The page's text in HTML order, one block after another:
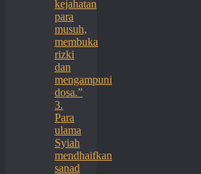
kejahatan
para
musuh,
membuka
rizki
dan
mengampuni
dosa.”
3.
Para
ulama
Syiah
mendhaifkan
sanad